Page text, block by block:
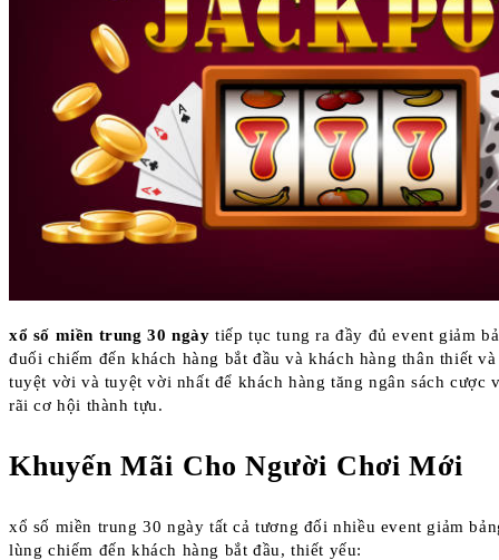
xổ số miền trung 30 ngày tiếp tục tung ra đầy đủ event giảm
đuối chiếm đến khách hàng bắt đầu và khách hàng thân thiết
tuyệt vời và tuyệt vời nhất để khách hàng tăng ngân sách cược
rãi cơ hội thành tựu.
Khuyến Mãi Cho Người Chơi Mới
xổ số miền trung 30 ngày tất cả tương đối nhiều event giảm
lùng chiếm đến khách hàng bắt đầu, thiết yếu: